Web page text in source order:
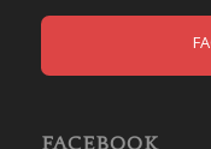
FACEBOOK